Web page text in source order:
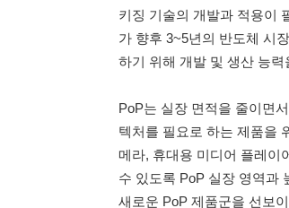
키징 기술의 개발과 적용이
가 향후 3~5년의 반도체 시
하기 위해 개발 및 생산 능
PoP는 실장 면적을 줄이면
텍처를 필요로 하는 제품을
메라, 휴대용 미디어 플레이
수 있도록 PoP 실장 영역과
새로운 PoP 제품군을 선보